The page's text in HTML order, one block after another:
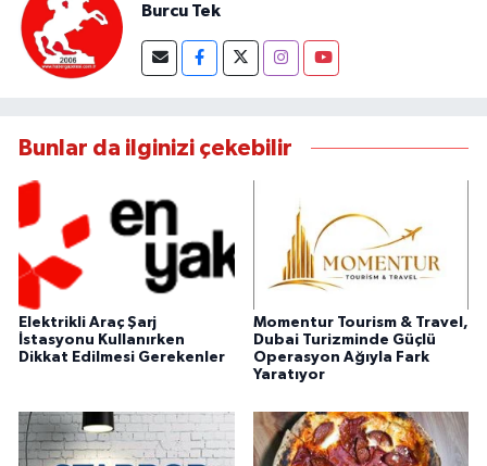
Burcu Tek
Bunlar da ilginizi çekebilir
Elektrikli Araç Şarj
İstasyonu Kullanırken
Dikkat Edilmesi Gerekenler
Momentur Tourism & Travel,
Dubai Turizminde Güçlü
Operasyon Ağıyla Fark
Yaratıyor